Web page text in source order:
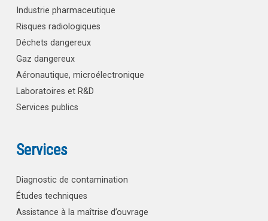
Industrie pharmaceutique
Risques radiologiques
Déchets dangereux
Gaz dangereux
Aéronautique, microélectronique
Laboratoires et R&D
Services publics
Services
Diagnostic de contamination
Études techniques
Assistance à la maîtrise d’ouvrage